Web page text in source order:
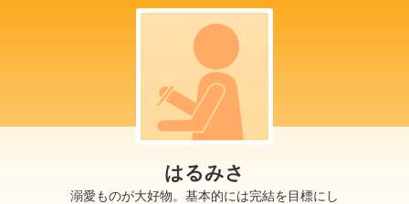
はるみさ
溺愛ものが大好物。基本的には完結を目標にし